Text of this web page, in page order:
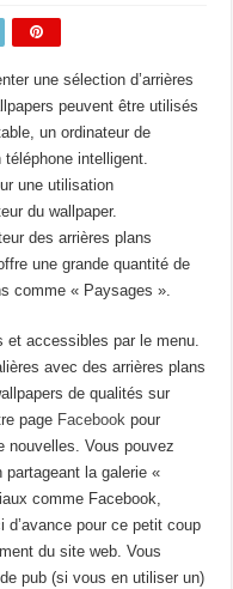
une sélection d’arrières
peuvent être utilisés
un ordinateur de
intelligent.
une utilisation
du wallpaper.
des arrières plans
une grande quantité de
comme « Paysages ».
et accessibles par le menu.
avec des arrières plans
de qualités sur
page Facebook pour
nouvelles. Vous pouvez
la galerie «
comme Facebook,
pour ce petit coup
du site web. Vous
pub (si vous en utiliser un)